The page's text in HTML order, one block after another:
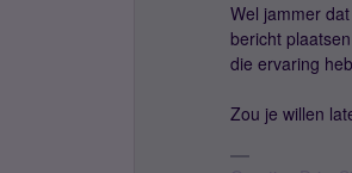
Wel jammer
bericht
die ervaring
Zou je willen